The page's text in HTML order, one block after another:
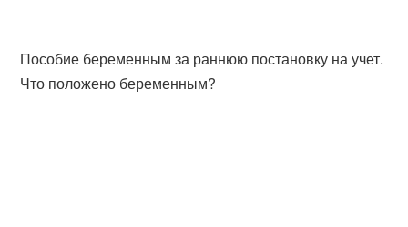
Пособие беременным за раннюю постановку на учет.
Что положено беременным?